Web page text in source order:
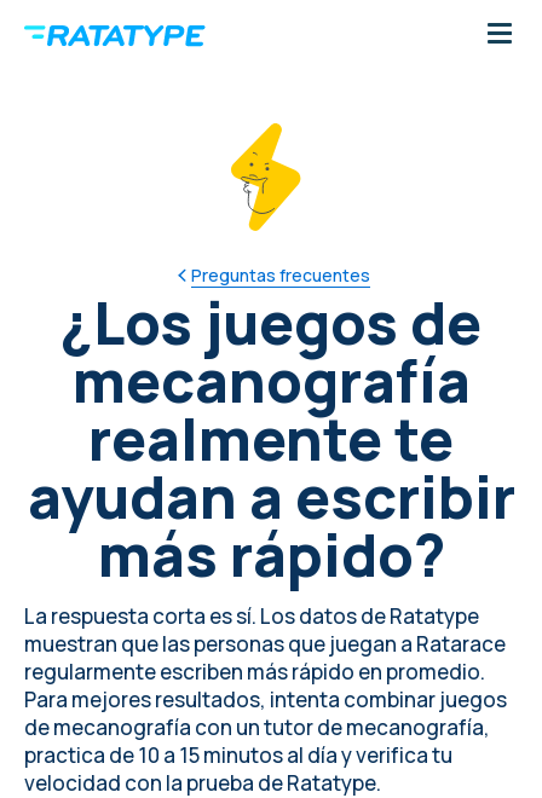
Preguntas frecuentes
¿Los juegos de
mecanografía
realmente te
ayudan a escribir
más rápido?
La respuesta corta es sí. Los datos de Ratatype
muestran que las personas que juegan a Ratarace
regularmente escriben más rápido en promedio.
Para mejores resultados, intenta combinar juegos
de mecanografía con un tutor de mecanografía,
practica de 10 a 15 minutos al día y verifica tu
velocidad con la prueba de Ratatype.